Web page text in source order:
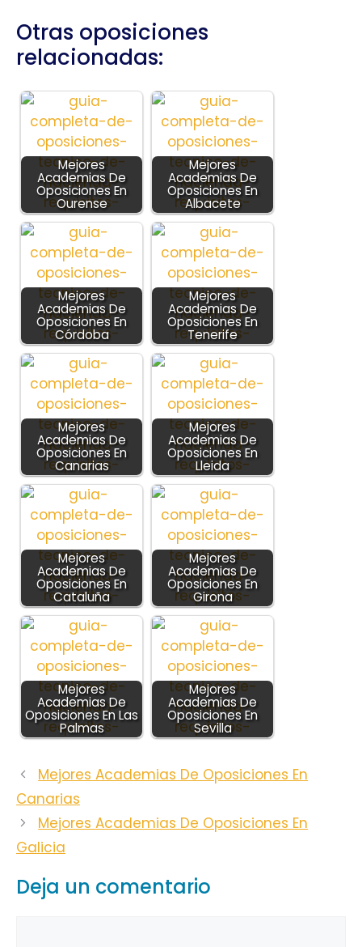
Otras oposiciones
relacionadas:
Mejores
Academias De
Oposiciones En
Ourense
Mejores
Academias De
Oposiciones En
Albacete
Mejores
Academias De
Oposiciones En
Córdoba
Mejores
Academias De
Oposiciones En
Tenerife
Mejores
Academias De
Oposiciones En
Canarias
Mejores
Academias De
Oposiciones En
Lleida
Mejores
Academias De
Oposiciones En
Cataluña
Mejores
Academias De
Oposiciones En
Girona
Mejores
Academias De
Oposiciones En Las
Palmas
Mejores
Academias De
Oposiciones En
Sevilla
Mejores Academias De Oposiciones En
Canarias
Mejores Academias De Oposiciones En
Galicia
Deja un comentario